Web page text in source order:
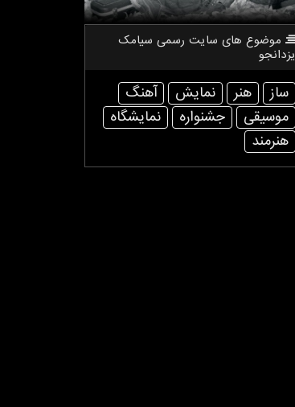
موضوع های سایت رسمی سیامك
یزدانجو
ساز هنر نمایش
آهنگ
موسیقی
جشنواره
نمایشگاه
هنرمند